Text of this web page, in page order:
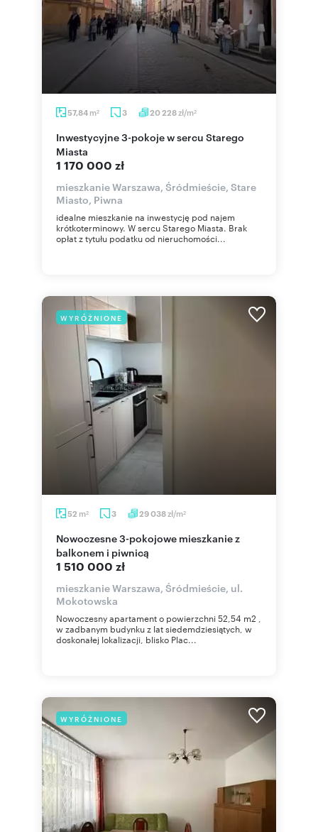
57,84 m2 3 20 228zł/m2
Inwestycyjne 3-pokoje w sercu Starego
Miasta
1 170 000 zł
mieszkanie Warszawa, Śródmieście, Stare
Miasto, Piwna
idealne mieszkanie na inwestycję pod najem
krótkoterminowy. W sercu Starego Miasta. Brak
opłat z tytułu podatku od nieruchomości...
WYRÓŻNIONE
52 m2 3 29 038zł/m2
Nowoczesne 3-pokojowe mieszkanie z
balkonem i piwnicą
1 510 000 zł
mieszkanie Warszawa, Śródmieście, ul.
Mokotowska
Nowoczesny apartament o powierzchni 52,54 m2 ,
w zadbanym budynku z lat siedemdziesiątych, w
doskonałej lokalizacji, blisko Plac...
WYRÓŻNIONE